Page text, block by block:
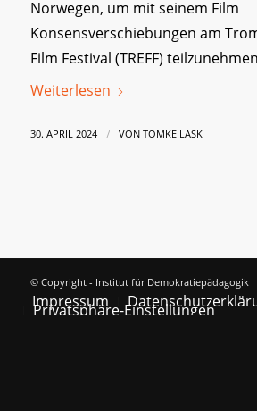
Norwegen, um mit seinem Film
Konsensverschiebungen am
Film Festival (TREFF) teilzunehmen
Weiterlesen
30. APRIL 2024 / VON TOMKE LASK
© Copyright - Institut für Demokratiepädagogik
Impressum
Privatsphäre-Einstellungen